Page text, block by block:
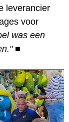
leverancier
voor
was een
■